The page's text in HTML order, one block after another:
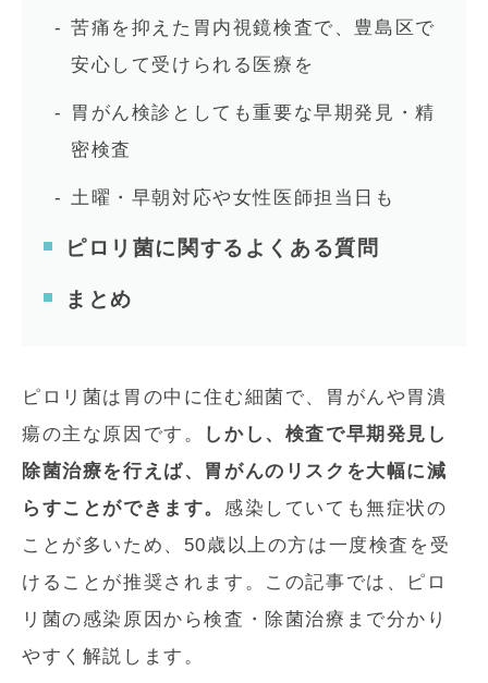
苦痛を抑えた胃内視鏡検査で、豊島区で
安心して受けられる医療を
胃がん検診としても重要な早期発見・精
密検査
土曜・早朝対応や女性医師担当日も
ピロリ菌に関するよくある質問
まとめ
ピロリ菌は胃の中に住む細菌で、胃がんや胃潰
瘍の主な原因です。
しかし、検査で早期発見し
除菌治療を行えば、胃がんのリスクを大幅に減
らすことができます。 感染していても無症状の
ことが多いため、50歳以上の方は一度検査を受
けることが推奨されます。この記事では、ピロ
リ菌の感染原因から検査・除菌治療まで分かり
やすく解説します。